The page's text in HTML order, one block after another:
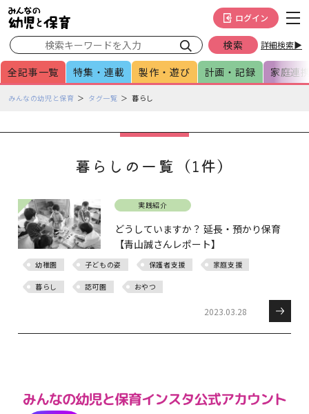
詳細検索▶
ログイン
全記事一覧 特集・連載 製作・遊び 計画・記録 家庭連
ペみんなの幼児と保育 タグ一覧 暮らし
暮らしの一覧（1件）
実践紹介
どうしていますか？ 延長・預かり保育
【青山誠さんレポート】
幼稚園 子どもの姿 保護者支援 家庭支援
暮らし 認可園 おやつ
2023.03.28